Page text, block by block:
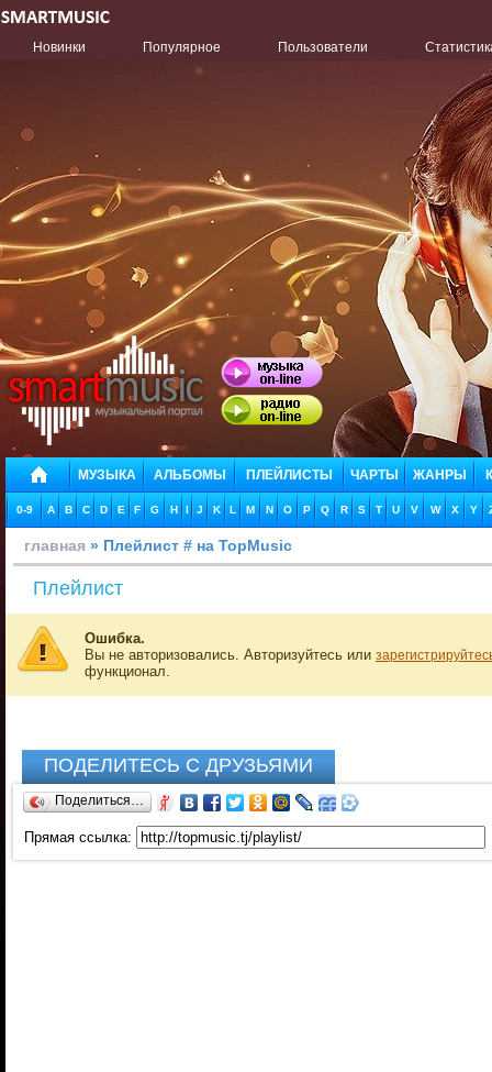
Новинки Популярное Пользователи
МУЗЫКА АЛЬБОМЫ ПЛЕЙЛИСТЫ ЧАРТЫ ЖАНРЫ
0-9 A B C D E F G H I J K L M N O P Q R S T U V W X Y
главная » Плейлист # на TopMusic
Плейлист
Ошибка.
Вы не авторизовались. Авторизуйтесь или
функционал.
ПОДЕЛИТЕСЬ С ДРУЗЬЯМИ
Поделиться…
Прямая ссылка: